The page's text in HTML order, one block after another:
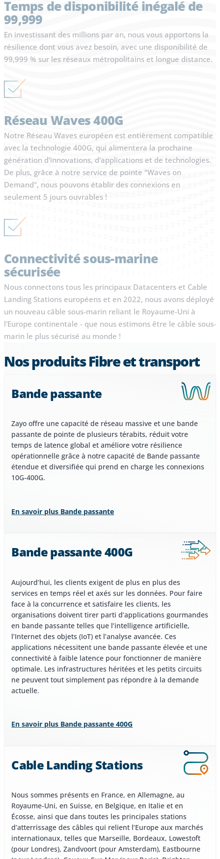
Temps de disponibilité inégalé de
99,999
En investissant des millions par an, nous vous apportons la
résilience dont vous avez besoin, avec une disponibilité de
99,999 % sur les réseaux métropolitains et longue distance.
Réseau Waves 400G
Notre Réseau Waves européen est entièrement compatible
avec la technologie 400G, qui alimentera la prochaine
génération d'innovations, d'applications et de technologies.
De plus, grâce à notre service de pointe "Waves on
Demand", nous pouvons établir des connexions en
seulement 5 jours ouvrables !
Connectivité sous-marine
sécurisée
Nous connectons tous les principaux Datacenters et Cable
Landing Stations européens et en 2022, nous avons déployé
un nouveau câble sous-marin reliant le Royaume-Uni à
l'Europe continentale - que nous estimons être le câble sous-
marin le plus sécurisé au monde !
Nos produits Fibre et transport
Bande passante
Zayo offre une capacité de réseau massive et une bande
passante de pointe de plusieurs térabits, réduit votre
temps de latence global et améliore votre résilience
opérationnelle grâce à notre capacité de Bande passante
étendue et diversifiée qui prend en charge les connexions
10G-400G.
En savoir plus Bande passante
Bande passante 400G
Aujourd’hui, les clients exigent de plus en plus des
services en temps réel et axés sur les données. Pour faire
face à la concurrence et satisfaire les clients, les
organisations doivent tirer parti d’applications gourmandes
en bande passante telles que l’intelligence artificielle,
l’Internet des objets (IoT) et l’analyse avancée. Ces
applications nécessitent une bande passante élevée et une
connectivité à faible latence pour fonctionner de manière
optimale. Les infrastructures héritées et les petits circuits
ne peuvent tout simplement pas répondre à la demande
actuelle.
En savoir plus Bande passante 400G
Cable Landing Stations
Nous sommes présents en France, en Allemagne, au
Royaume-Uni, en Suisse, en Belgique, en Italie et en
Écosse, ainsi que dans toutes les principales stations
d’atterrissage des câbles qui relient l’Europe aux marchés
internationaux, telles que Marseille, Bordeaux, Lowestoft
(pour Londres), Zandvoort (pour Amsterdam), Eastbourne